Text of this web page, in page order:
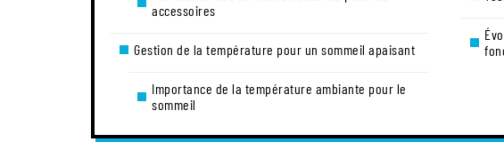
accessoires
Gestion de la température pour un sommeil apaisant
Importance de la température ambiante pour le
sommeil